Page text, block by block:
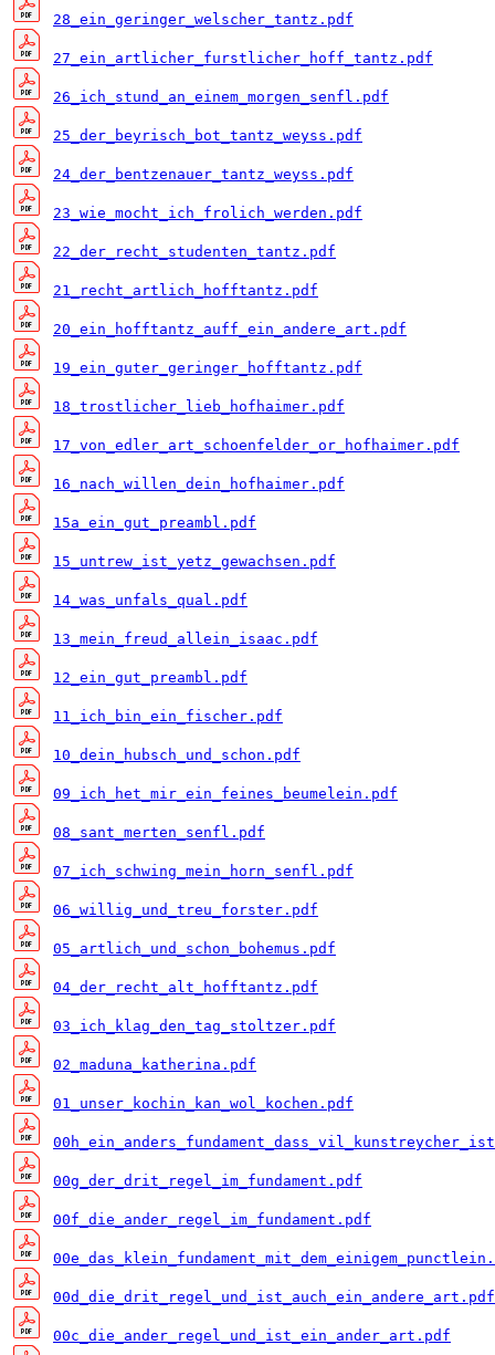
28_ein_geringer_welscher_tantz.pdf
27_ein_artlicher_furstlicher_hoff_tantz.pdf
26_ich_stund_an_einem_morgen_senfl.pdf
25_der_beyrisch_bot_tantz_weyss.pdf
24_der_bentzenauer_tantz_weyss.pdf
23_wie_mocht_ich_frolich_werden.pdf
22_der_recht_studenten_tantz.pdf
21_recht_artlich_hofftantz.pdf
20_ein_hofftantz_auff_ein_andere_art.pdf
19_ein_guter_geringer_hofftantz.pdf
18_trostlicher_lieb_hofhaimer.pdf
17_von_edler_art_schoenfelder_or_hofhaimer.pdf
16_nach_willen_dein_hofhaimer.pdf
15a_ein_gut_preambl.pdf
15_untrew_ist_yetz_gewachsen.pdf
14_was_unfals_qual.pdf
13_mein_freud_allein_isaac.pdf
12_ein_gut_preambl.pdf
11_ich_bin_ein_fischer.pdf
10_dein_hubsch_und_schon.pdf
09_ich_het_mir_ein_feines_beumelein.pdf
08_sant_merten_senfl.pdf
07_ich_schwing_mein_horn_senfl.pdf
06_willig_und_treu_forster.pdf
05_artlich_und_schon_bohemus.pdf
04_der_recht_alt_hofftantz.pdf
03_ich_klag_den_tag_stoltzer.pdf
02_maduna_katherina.pdf
01_unser_kochin_kan_wol_kochen.pdf
00g_der_drit_regel_im_fundament.pdf
00f_die_ander_regel_im_fundament.pdf
00d_die_drit_regel_und_ist_auch_ein_andere_art.pdf
00c_die_ander_regel_und_ist_ein_ander_art.pdf